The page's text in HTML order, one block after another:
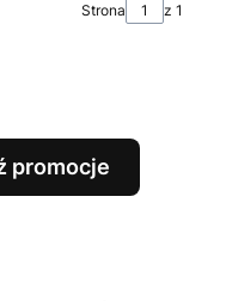
Strona z 1
promocje